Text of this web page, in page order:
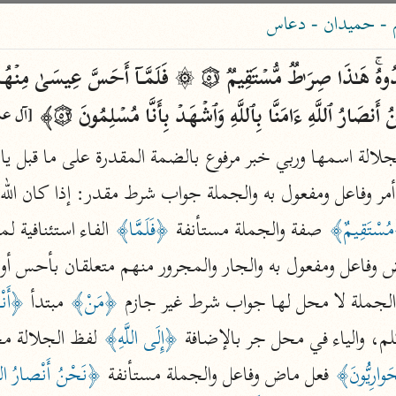
ساهم معنا في نشر القرآن والعلم الشرعي
الباحث القرآني
علوم مصاحف
Type 2 or
1 or
more
عامّة
فتح البيان
صديق حسن خان (١٣٠٧ هـ)
نحو ١٢ مجلدًا
فتح القدير
الشوكاني (١٢٥٠ هـ)
معاصرة
- حميدان - دعاس
ٱللَّهِ ءَامَنَّا بِٱللَّهِ وَٱشۡهَدۡ بِأَنَّا مُسۡلِمُونَ ۝٥٢﴾
[آل
اسمها وربي خبر مرفوع بالضمة المقدرة على ما قبل
وفاعل ومفعول به والجملة جواب شرط مقدر: إذا كان
صفة والجملة مستأنفة ﴿فَلَمَّا﴾ الفاء استئنافية
الجملة لا محل لها جواب شرط غير جازم ﴿مَنْ﴾ مبتدأ
والياء في محل جر بالإضافة ﴿إِلَى اللَّهِ﴾
فعل ماض وفاعل والجملة مستأنفة ﴿نَحْنُ أَنْصارُ